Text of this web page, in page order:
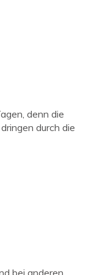
denn die
durch die
bei anderen